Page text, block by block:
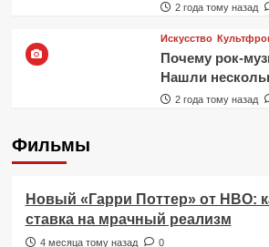
2 года тому назад
Искусство
Почему рок-
Нашли
2 года тому назад
Фильмы
Фильмы
Новый «Гарри Поттер» от HBO:
ставка на мрачный реализм
4 месяца тому назад 0